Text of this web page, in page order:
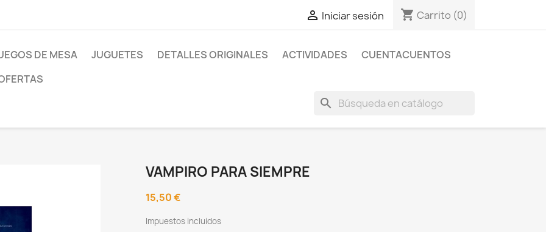
 Iniciar sesión shopping_cart Carrito (0)
DE MESA JUGUETES DETALLES ORIGINALES ACTIVIDADES
CUENTACUENTOS
search
VAMPIRO PARA SIEMPRE
15,50 €
Impuestos incluidos